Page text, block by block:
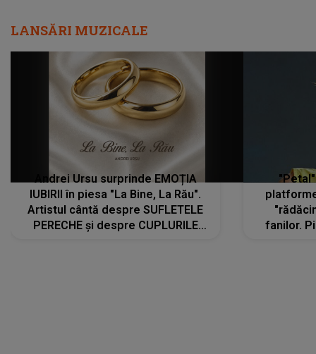
LANSĂRI MUZICALE
Andrei Ursu surprinde EMOȚIA
IUBIRII în piesa "La Bine, La Rău".
Artistul cântă despre SUFLETELE
PERECHE și despre CUPLURILE
fanilor.